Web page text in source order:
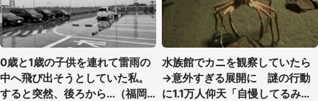
0歳と1歳の子供を連れて雷雨の
中へ飛び出そうとしていた私。
すると突然、後ろから...（福岡
水族館でカニを観察していたら
→意外すぎる展開に 謎の行動
に1.1万人仰天「自慢してるみた